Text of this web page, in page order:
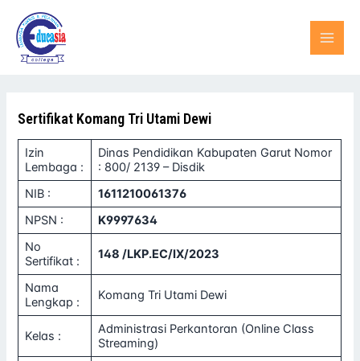
konten
Sertifikat Komang Tri Utami Dewi
Izin
Lembaga :
Dinas Pendidikan Kabupaten Garut Nomor
: 800/ 2139 – Disdik
NIB :
1611210061376
NPSN :
K9997634
No
Sertifikat :
148 /LKP.EC/IX/2023
Nama
Lengkap :
Komang Tri Utami Dewi
Kelas :
Administrasi Perkantoran (Online Class
Streaming)